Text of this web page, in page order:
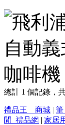
總計 1 個記錄，
禮品王 商城 | 筆
閒_禮品網 | 家居